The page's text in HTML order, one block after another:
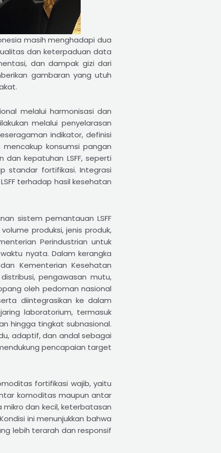
masih menghadapi dua
dan keterpaduan data
dan dampak gizi dari
gambaran yang utuh
melalui harmonisasi dan
melalui penyelarasan
indikator, definisi
konsumsi pangan
kepatuhan LSFF, seperti
standar fortifikasi. Integrasi
terhadap hasil kesehatan
sistem pemantauan LSFF
produksi, jenis produk,
Perindustrian untuk
nyata. Dalam kerangka
Kementerian Kesehatan
pengawasan mutu,
oleh pedoman nasional
diintegrasikan ke dalam
laboratorium, termasuk
hingga tingkat subnasional.
adaptif, dan andal sebagai
pencapaian target
fortifikasi wajib, yaitu
komoditas maupun antar
dan kecil, keterbatasan
ini menunjukkan bahwa
lebih terarah dan responsif